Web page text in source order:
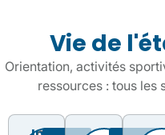
Vie de
Orientation, activités
ressources : tous les